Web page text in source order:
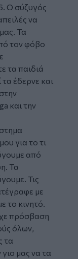
Ο σύζυγός
να
Τα
τον φόβο
τα παιδιά
έδερνε και
και την
για το τι
από
Τα
Τις
με
το κινητό.
πρόσβαση
όλων,
τα
γιο μας να τα